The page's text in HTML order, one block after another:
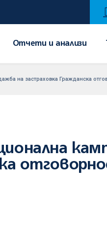
Отчети и анализи
на застраховка Гражданска